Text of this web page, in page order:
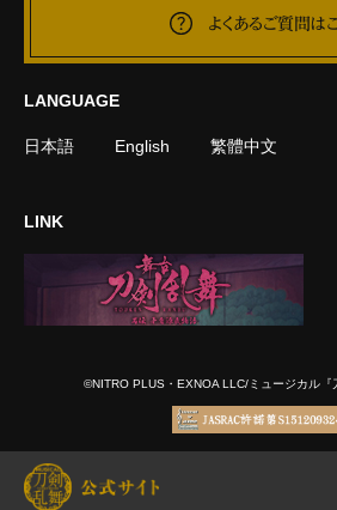
よくあるご質問は
LANGUAGE
日本語 English 繁體中文
LINK
©NITRO PLUS・EXNOA LLC/ミュージカル『